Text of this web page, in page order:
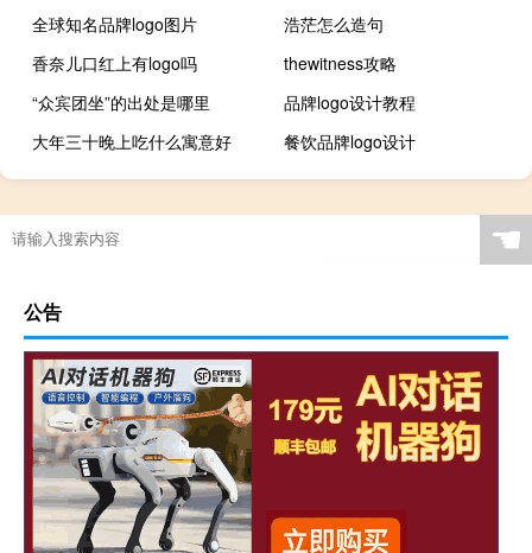
全球知名品牌logo图片
浩茫怎么造句
香奈儿口红上有logo吗
thewitness攻略
“众宾团坐”的出处是哪里
品牌logo设计教程
大年三十晚上吃什么寓意好
餐饮品牌logo设计
☚
公告